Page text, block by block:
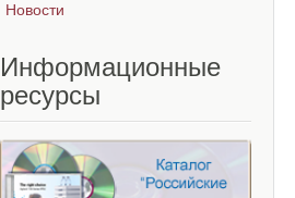
Новости
Информационные
ресурсы